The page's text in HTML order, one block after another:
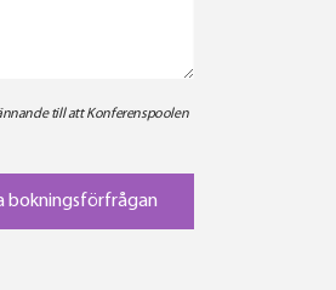
till att Konferenspoolen